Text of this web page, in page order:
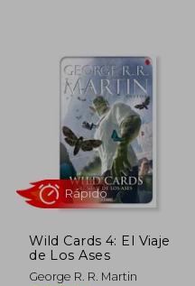
45%
dcto. $ 30.95
Wild Cards 4: El Viaje
de Los Ases
George R. R. Martin